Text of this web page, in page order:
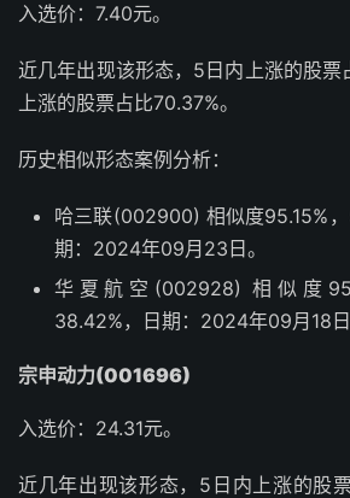
入选价：7.40元。
近几年出现该形态，5日内上涨的股票
上涨的股票占比70.37%。
历史相似形态案例分析：
哈三联(002900) 相似度95.15%
期：2024年09月23日。
华夏航空(002928) 相似度
38.42%，日期：2024年09月18日
宗申动力(001696)
入选价：24.31元。
近几年出现该形态，5日内上涨的股